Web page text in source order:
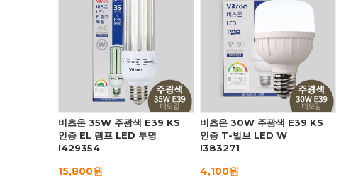
비츠온 35W 주광색 E39 KS
인증 EL 램프 LED 투명
I429354
15,800원
비츠온 30W 주광색 E39 KS
인증 T-벌브 LED W
I383271
4,100원